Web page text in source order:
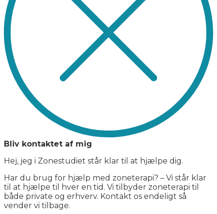
Bliv kontaktet af mig
Hej, jeg i Zonestudiet står klar til at hjælpe dig.
Har du brug for hjælp med zoneterapi? – Vi står klar
til at hjælpe til hver en tid. Vi tilbyder zoneterapi til
både private og erhverv. Kontakt os endeligt så
vender vi tilbage.